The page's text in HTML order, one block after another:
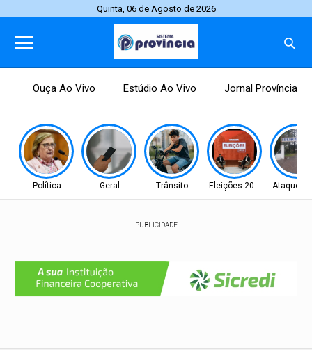
Quinta, 06 de Agosto de 2026
Ouça Ao Vivo Estúdio Ao Vivo Jornal Província
Política Geral Trânsito Eleições 2026 Ataque
PUBLICIDADE